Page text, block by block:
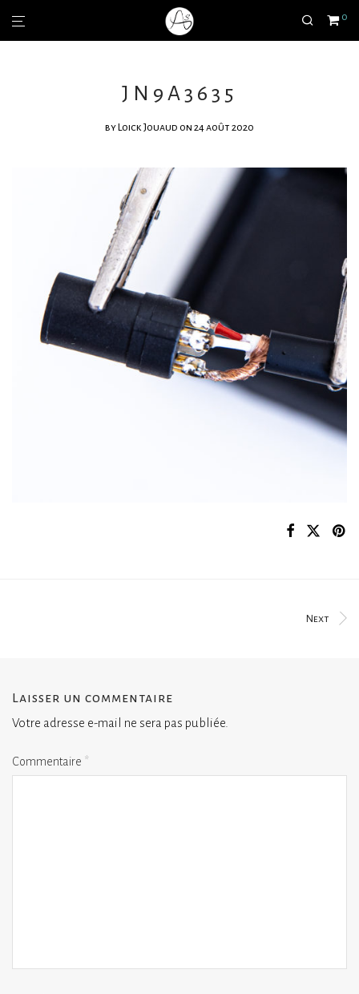
0
JN9A3635
by Loick Jouaud on 24 août 2020
Next
Laisser un commentaire
Votre adresse e-mail ne sera pas publiée.
Commentaire *